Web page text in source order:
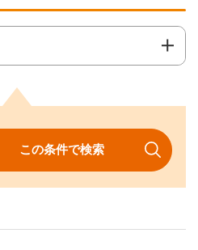
この条件で検索